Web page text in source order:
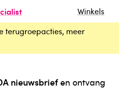
Winkels
terugroepacties, meer
nieuwsbriefen ontvang